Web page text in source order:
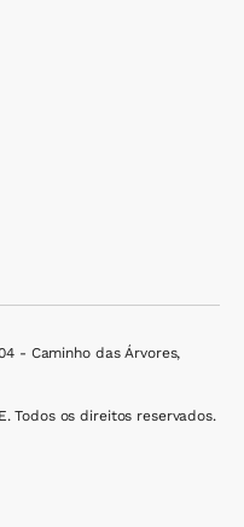
- Caminho das Árvores,
Todos os direitos reservados.